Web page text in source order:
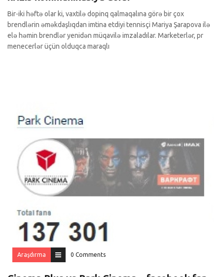
Bir-iki həftə olar ki, vaxtilə dopinq qalmaqalına görə bir çox
brendlərin əməkdaşlıqdan imtina etdiyi tennisçi Mariya Şarapova ilə
elə həmin brendlər yenidən müqavilə imzaladılar. Marketerlər, pr
menecerlər üçün olduqca maraqlı
Araşdırma 0 Comments